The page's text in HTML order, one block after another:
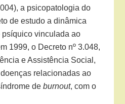
a psicopatologia do
de estudo a dinâmica
vinculada ao
1999, o Decreto nº 3.048,
e Assistência Social,
relacionadas ao
deburnout, com o